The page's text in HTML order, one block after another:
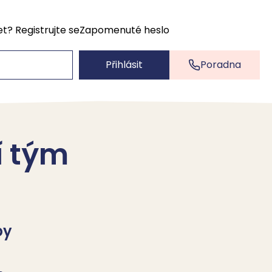
Poradna
Registrujte seZapomenuté heslo
Přihlásit
tým